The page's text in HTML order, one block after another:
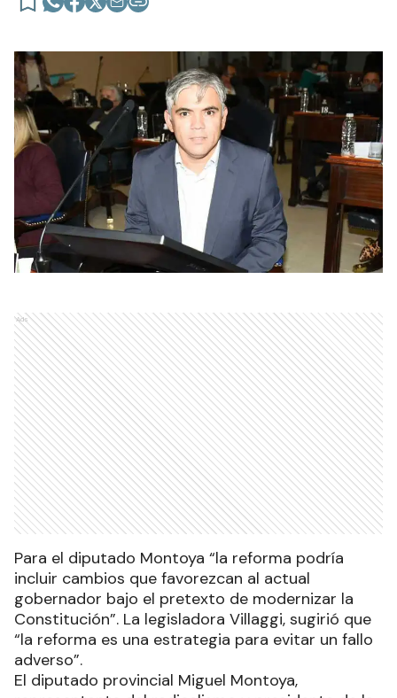
Ads
Para el diputado Montoya “la reforma podría
incluir cambios que favorezcan al actual
gobernador bajo el pretexto de modernizar la
Constitución”. La legisladora Villaggi, sugirió que
“la reforma es una estrategia para evitar un fallo
adverso”.
El diputado provincial Miguel Montoya,